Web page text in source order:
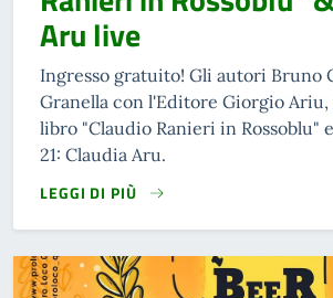
Aru live
Ingresso gratuito! Gli autori Bruno
Granella con l'Editore Giorgio
libro "Claudio Ranieri in Rossoblu"
21: Claudia Aru.
LEGGI DI PIÙ